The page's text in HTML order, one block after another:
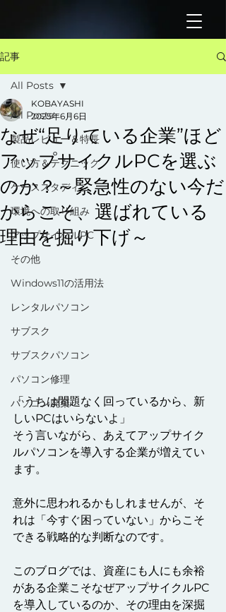
記事
All Posts
製品レビュー＆特長
使い方＆テクニック
ケーススタディ
環境への取り組み
アップサイクルPC
その他
Windows11の活用法
レンタルパソコン
サブスク
サブスクパソコン
パソコン修理
パソコン廃棄
All Posts
なぜ“足りている企業”ほど
アップサイクルPCを選ぶ
のか？～緊急性のない今だ
からこそ、選ばれている
理由を掘り下げ～
KOBAYASHI
2025年6月6日
「うちは問題なく回っているから、新
しいPCはいらないよ」
そう言いながら、あえてアップサイク
ルパソコンを導入する企業が増えてい
ます。
意外に思われるかもしれませんが、そ
れは「今すぐ困っていない」からこそ
できる戦略的な判断なのです。
このブログでは、資産にも人にも余裕
がある企業こそなぜアップサイクルPC
を導入しているのか、その理由を深掘